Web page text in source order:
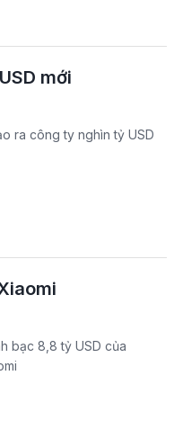
mới
ra công ty nghìn tỷ USD
bạc 8,8 tỷ USD của